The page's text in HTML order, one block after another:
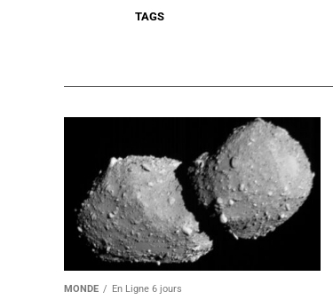
TAGS
MONDE En Ligne 6 jours